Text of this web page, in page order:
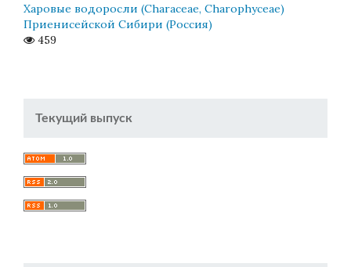
Харовые водоросли (Characeae, Charophyceae)
Приенисейской Сибири (Россия)
459
Текущий выпуск